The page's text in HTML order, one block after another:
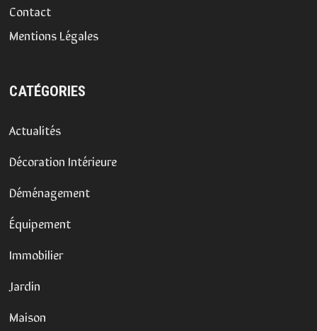
Contact
Mentions Légales
CATÉGORIES
Actualités
Décoration Intérieure
Déménagement
Équipement
Immobilier
Jardin
Maison